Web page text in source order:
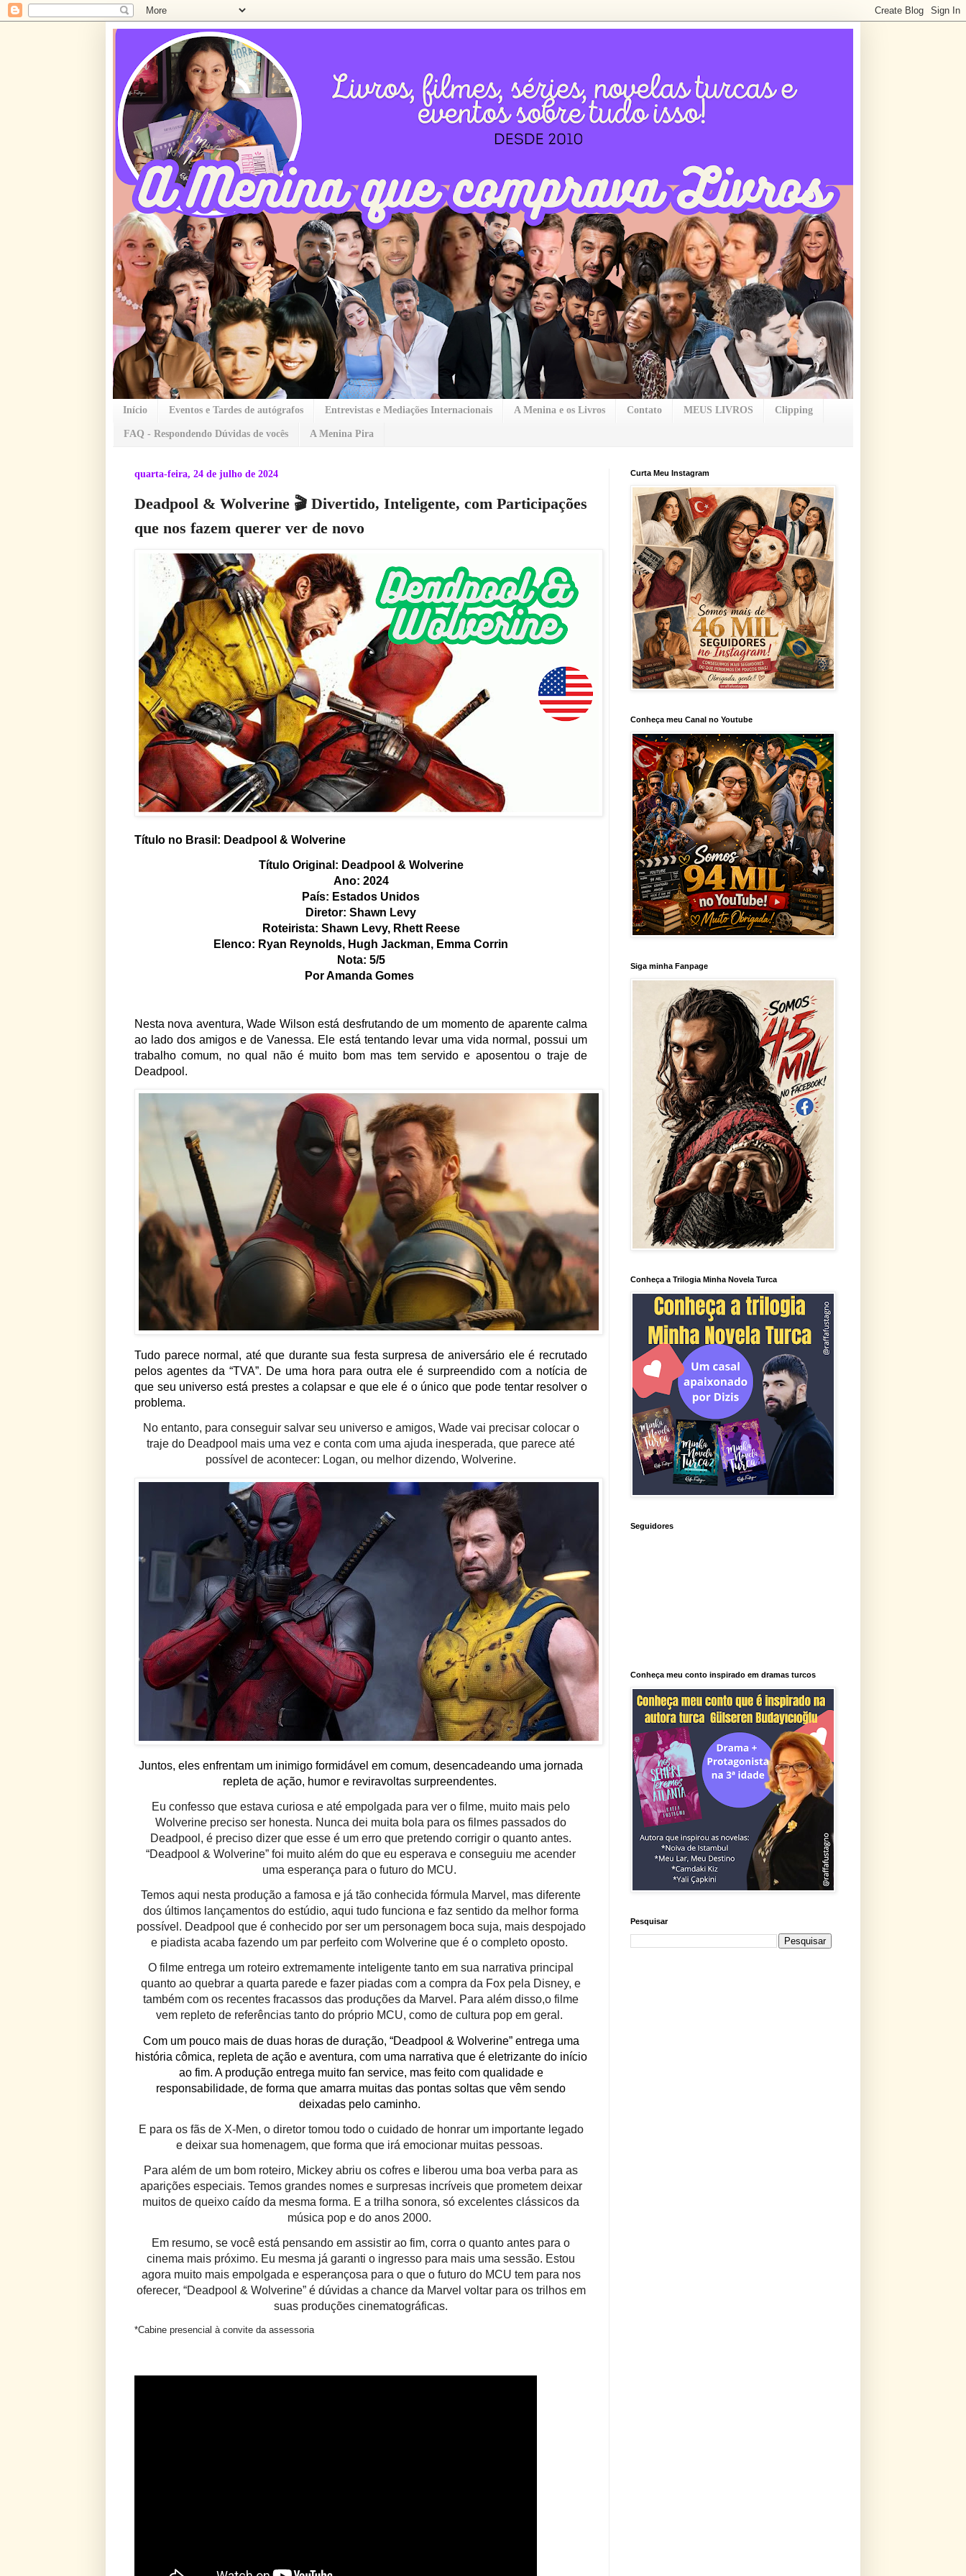
Início Eventos e Tardes de autógrafos Entrevistas e Mediações Internacionais A Menina e os Livros Contato MEUS LIVROS Clipping
FAQ - Respondendo Dúvidas de vocês A Menina Pira
quarta-feira, 24 de julho de 2024
Deadpool & Wolverine 🎬 Divertido, Inteligente, com Participações
que nos fazem querer ver de novo
Título no Brasil: Deadpool & Wolverine
Título Original: Deadpool & Wolverine
Ano: 2024
País: Estados Unidos
Diretor: Shawn Levy
Roteirista: Shawn Levy, Rhett Reese
Elenco: Ryan Reynolds, Hugh Jackman, Emma Corrin
Nota: 5/5
Por Amanda Gomes
Nesta nova aventura, Wade Wilson está desfrutando de um momento de aparente calma
ao lado dos amigos e de Vanessa. Ele está tentando levar uma vida normal, possui um
trabalho comum, no qual não é muito bom mas tem servido e aposentou o traje de
Deadpool.
Tudo parece normal, até que durante sua festa surpresa de aniversário ele é recrutado
pelos agentes da “TVA”. De uma hora para outra ele é surpreendido com a notícia de
que seu universo está prestes a colapsar e que ele é o único que pode tentar resolver o
problema.
No entanto, para conseguir salvar seu universo e amigos, Wade vai precisar colocar o
traje do Deadpool mais uma vez e conta com uma ajuda inesperada, que parece até
possível de acontecer: Logan, ou melhor dizendo, Wolverine.
Juntos, eles enfrentam um inimigo formidável em comum, desencadeando uma jornada
repleta de ação, humor e reviravoltas surpreendentes.
Eu confesso que estava curiosa e até empolgada para ver o filme, muito mais pelo
Wolverine preciso ser honesta. Nunca dei muita bola para os filmes passados do
Deadpool, é preciso dizer que esse é um erro que pretendo corrigir o quanto antes.
“Deadpool & Wolverine” foi muito além do que eu esperava e conseguiu me acender
uma esperança para o futuro do MCU.
Temos aqui nesta produção a famosa e já tão conhecida fórmula Marvel, mas diferente
dos últimos lançamentos do estúdio, aqui tudo funciona e faz sentido da melhor forma
possível. Deadpool que é conhecido por ser um personagem boca suja, mais despojado
e piadista acaba fazendo um par perfeito com Wolverine que é o completo oposto.
O filme entrega um roteiro extremamente inteligente tanto em sua narrativa principal
quanto ao quebrar a quarta parede e fazer piadas com a compra da Fox pela Disney, e
também com os recentes fracassos das produções da Marvel. Para além disso,o filme
vem repleto de referências tanto do próprio MCU, como de cultura pop em geral.
Com um pouco mais de duas horas de duração, “Deadpool & Wolverine” entrega uma
história cômica, repleta de ação e aventura, com uma narrativa que é eletrizante do início
ao fim. A produção entrega muito fan service, mas feito com qualidade e
responsabilidade, de forma que amarra muitas das pontas soltas que vêm sendo
deixadas pelo caminho.
E para os fãs de X-Men, o diretor tomou todo o cuidado de honrar um importante legado
e deixar sua homenagem, que forma que irá emocionar muitas pessoas.
Para além de um bom roteiro, Mickey abriu os cofres e liberou uma boa verba para as
aparições especiais. Temos grandes nomes e surpresas incríveis que prometem deixar
muitos de queixo caído da mesma forma. E a trilha sonora, só excelentes clássicos da
música pop e do anos 2000.
Em resumo, se você está pensando em assistir ao fim, corra o quanto antes para o
cinema mais próximo. Eu mesma já garanti o ingresso para mais uma sessão. Estou
agora muito mais empolgada e esperançosa para o que o futuro do MCU tem para nos
oferecer, “Deadpool & Wolverine” é dúvidas a chance da Marvel voltar para os trilhos em
suas produções cinematográficas.
*Cabine presencial à convite da assessoria
Curta Meu Instagram
Conheça meu Canal no Youtube
Siga minha Fanpage
Conheça a Trilogia Minha Novela Turca
Seguidores
Conheça meu conto inspirado em dramas turcos
Pesquisar